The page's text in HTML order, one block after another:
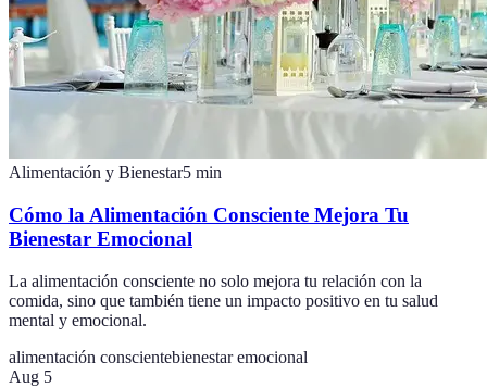
Alimentación y Bienestar5 min
Cómo la Alimentación Consciente Mejora Tu
Bienestar Emocional
La alimentación consciente no solo mejora tu relación con la
comida, sino que también tiene un impacto positivo en tu salud
mental y emocional.
alimentación conscientebienestar emocional
Aug 5